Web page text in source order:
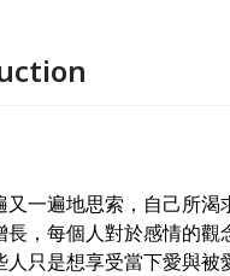
一遍地思索，自己所
長，每個人對於感情的
人只是想享受當下愛與